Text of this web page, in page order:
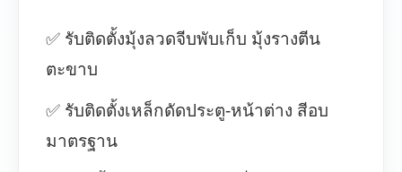
✅ รับติดตั้งมุ้งลวดจีบพับเก็บ มุ้งรางตีน
ตะขาบ
✅ รับติดตั้งเหล็กดัดประตู-หน้าต่าง สีอบ
มาตรฐาน